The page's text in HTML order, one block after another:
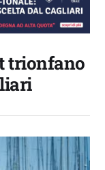
trionfano